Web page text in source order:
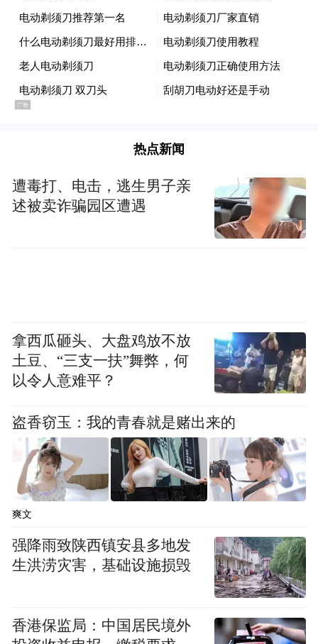
加强他们的卫生，健康意识。值得关注的
是，活动结束后不仅将部分体检设备无偿捐
献，凤凰网“益童计划”更为阿纳完小捐赠了
一间医务室，医务室物资包括电脑、打印
机、基础医疗器材、必要的外伤药、医疗知
（医疗科普讲座）
“益童计划”隶属于凤凰网公益专项基金，是
针对困境儿童成长过程中的医疗救助、教育
发展、心理健康、生活水平等方面进行救护
提供必要的生存、发展、受保护和成长的机
会与条件，最大限度地满足儿童的发展需
要，倡导社会各界为儿童成长贡献力量，竭
力让每一位儿童都享有平等的成长机会。
热点新闻
遭毒打、电击，逃生男子亲
述被卖诈骗园区遭遇
拿西瓜砸头、大盘鸡放不放
土豆、“三支一扶”舞弊，何
以令人意难平？
盗香窃玉：我的青春就是赌出来的
爽文
强降雨致陕西镇安县多地发
生洪涝灾害，基础设施损毁
香港保监局：中国居民境外